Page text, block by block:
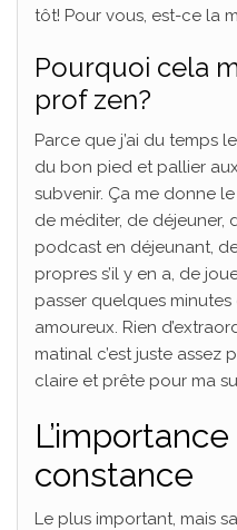
tôt! Pour vous, est-ce la
Pourquoi cela
prof zen?
Parce que j’ai du temps
du bon pied et pallier
subvenir. Ça me donne
de méditer, de déjeuner,
podcast en déjeunant,
propres s’il y en a, de
passer quelques
amoureux. Rien
matinal c’est juste assez
claire et prête pour ma
constance
Le plus important, mais